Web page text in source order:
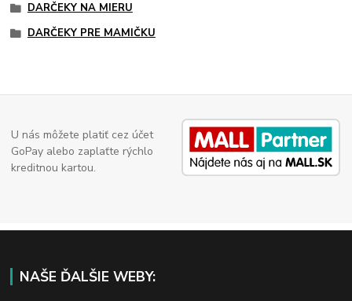
DARČEKY NA MIERU
DARČEKY PRE MAMIČKU
U nás môžete platiť cez účet
GoPay alebo zaplaťte rýchlo
kreditnou kartou.
NAŠE ĎALŠIE WEBY: